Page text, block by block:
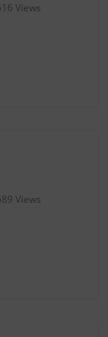
Views
Views